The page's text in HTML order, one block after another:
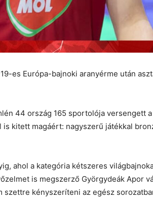
es Európa-bajnoki aranyérme után
44 ország 165 sportolója versengett a
kitett magáért: nagyszerű játékkal
ahol a kategória kétszeres
is megszerző Györgydeák Apor
szettre kényszeríteni az egész